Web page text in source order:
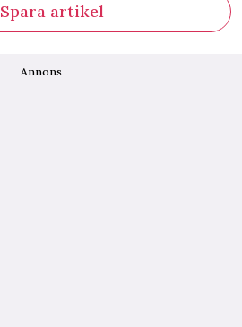
Spara artikel
Annons